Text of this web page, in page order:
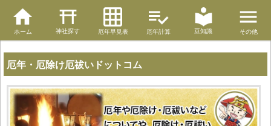
ホーム 神社探す 厄年早見表 厄年計算 豆知識 その他
厄年・厄除け厄祓いドットコム